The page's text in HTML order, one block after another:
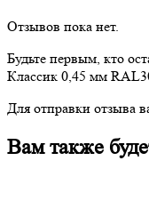
Отзывов пока нет.
Будьте первым, кто
Классик 0,45 мм
Для отправки отзыва
Вам также